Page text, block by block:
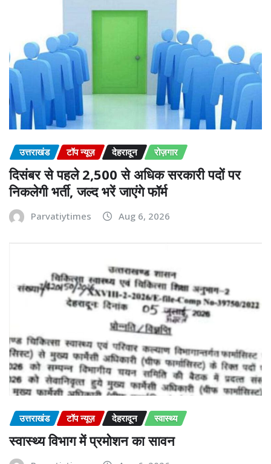
उत्तराखंड टॉप न्यूज़ देहरादून रोज़गार
दिसंबर से पहले 2,500 से अधिक सरकारी पदों पर
निकलेगी भर्ती, जल्द भरें जाएंगे फॉर्म
Parvatiytimes Aug 6, 2026
उत्तराखंड टॉप न्यूज़ देहरादून स्वास्थ्य
स्वास्थ्य विभाग में प्रमोशन का सावन